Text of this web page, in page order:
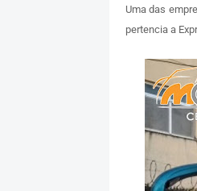
Uma das
pertencia a